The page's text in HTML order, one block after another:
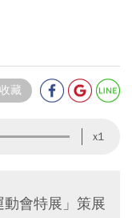
藏
x1
會特展」策展